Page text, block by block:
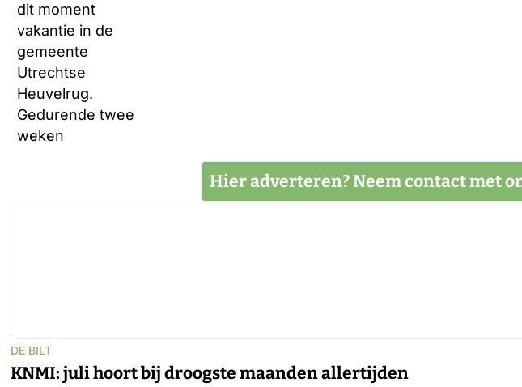
dit moment
vakantie in de
gemeente
Utrechtse
Heuvelrug.
Gedurende twee
weken
Hier adverteren? Neem contact met
DE BILT
KNMI: juli hoort bij droogste maanden allertijden